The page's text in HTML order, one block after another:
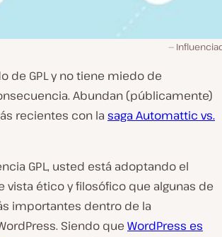
de GPL y no tiene miedo de
Abundan (públicamente)
recientes con la saga Automattic vs.
GPL, usted está adoptando el
vista ético y filosófico que algunas de
importantes dentro de la
Siendo que WordPress es